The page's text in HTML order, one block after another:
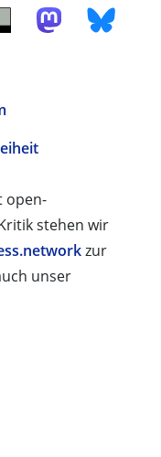
open-
stehen wir
zur
unser